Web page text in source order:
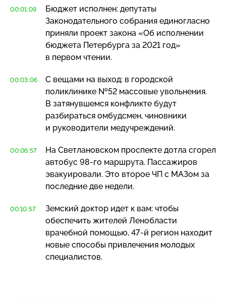
00:01:09
Бюджет исполнен: депутаты
Законодательного собрания единогласно
приняли проект закона «Об исполнении
бюджета Петербурга за 2021 год»
в первом чтении.
00:03:06
С вещами на выход: в городской
поликлинике №52 массовые увольнения.
В затянувшемся конфликте будут
разбираться омбудсмен, чиновники
и руководители медучреждений.
00:06:57
На Светлановском проспекте дотла сгорел
автобус 98-го маршрута. Пассажиров
эвакуировали. Это второе ЧП с МАЗом за
последние две недели.
00:10:57
Земский доктор идет к вам: чтобы
обеспечить жителей Ленобласти
врачебной помощью, 47-й регион находит
новые способы привлечения молодых
специалистов.